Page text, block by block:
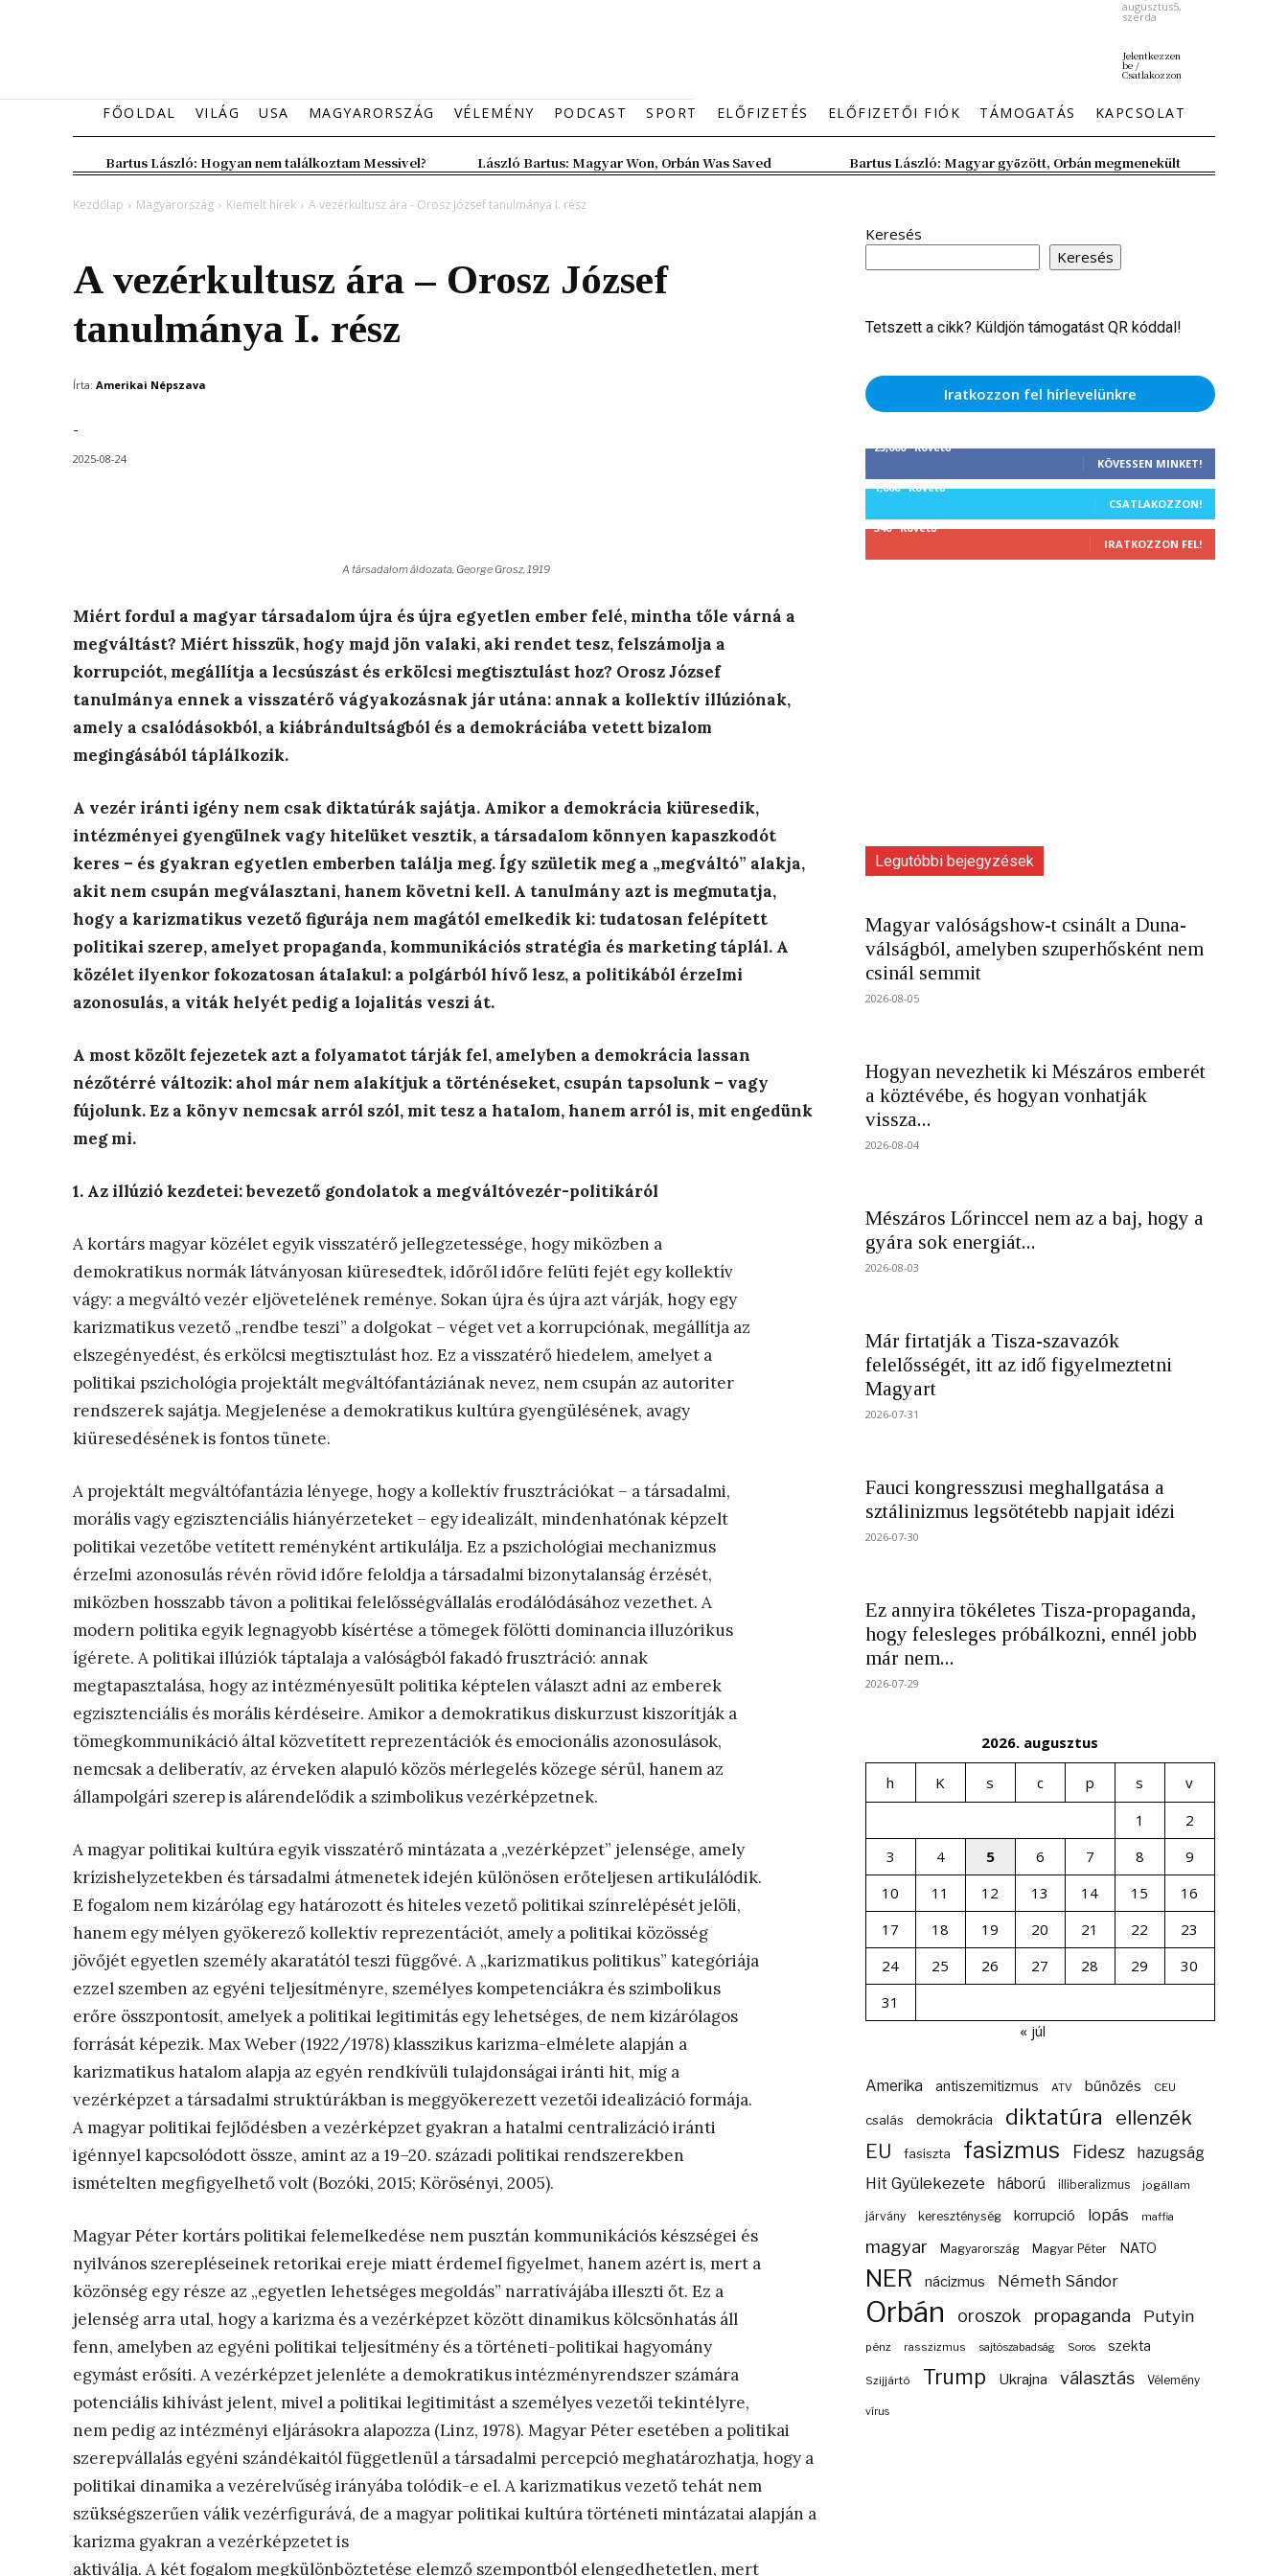
augusztus5,
szerda
Jelentkezzen
be /
Csatlakozzon
FŐOLDAL VILÁG USA MAGYARORSZÁG VÉLEMÉNY PODCAST SPORT ELŐFIZETÉS ELŐFIZETŐI FIÓK TÁMOGATÁS KAPCSOLAT
Bartus László: Hogyan nem találkoztam Messivel? László Bartus: Magyar Won, Orbán Was Saved Bartus László: Magyar győzött, Orbán megmenekült
Kezdőlap Magyarország Kiemelt hírek A vezérkultusz ára - Orosz József tanulmánya I. rész
A vezérkultusz ára – Orosz József
tanulmánya I. rész
Írta: Amerikai Népszava
-
2025-08-24
A társadalom áldozata, George Grosz, 1919
Miért fordul a magyar társadalom újra és újra egyetlen ember felé, mintha tőle várná a
megváltást? Miért hisszük, hogy majd jön valaki, aki rendet tesz, felszámolja a
korrupciót, megállítja a lecsúszást és erkölcsi megtisztulást hoz? Orosz József
tanulmánya ennek a visszatérő vágyakozásnak jár utána: annak a kollektív illúziónak,
amely a csalódásokból, a kiábrándultságból és a demokráciába vetett bizalom
megingásából táplálkozik.
A vezér iránti igény nem csak diktatúrák sajátja. Amikor a demokrácia kiüresedik,
intézményei gyengülnek vagy hitelüket vesztik, a társadalom könnyen kapaszkodót
keres – és gyakran egyetlen emberben találja meg. Így születik meg a „megváltó” alakja,
akit nem csupán megválasztani, hanem követni kell. A tanulmány azt is megmutatja,
hogy a karizmatikus vezető figurája nem magától emelkedik ki: tudatosan felépített
politikai szerep, amelyet propaganda, kommunikációs stratégia és marketing táplál. A
közélet ilyenkor fokozatosan átalakul: a polgárból hívő lesz, a politikából érzelmi
azonosulás, a viták helyét pedig a lojalitás veszi át.
A most közölt fejezetek azt a folyamatot tárják fel, amelyben a demokrácia lassan
nézőtérré változik: ahol már nem alakítjuk a történéseket, csupán tapsolunk – vagy
fújolunk. Ez a könyv nemcsak arról szól, mit tesz a hatalom, hanem arról is, mit engedünk
meg mi.
1. Az illúzió kezdetei: bevezető gondolatok a megváltóvezér-politikáról
A kortárs magyar közélet egyik visszatérő jellegzetessége, hogy miközben a
demokratikus normák látványosan kiüresedtek, időről időre felüti fejét egy kollektív
vágy: a megváltó vezér eljövetelének reménye. Sokan újra és újra azt várják, hogy egy
karizmatikus vezető „rendbe teszi” a dolgokat – véget vet a korrupciónak, megállítja az
elszegényedést, és erkölcsi megtisztulást hoz. Ez a visszatérő hiedelem, amelyet a
politikai pszichológia projektált megváltófantáziának nevez, nem csupán az autoriter
rendszerek sajátja. Megjelenése a demokratikus kultúra gyengülésének, avagy
kiüresedésének is fontos tünete.
A projektált megváltófantázia lényege, hogy a kollektív frusztrációkat – a társadalmi,
morális vagy egzisztenciális hiányérzeteket – egy idealizált, mindenhatónak képzelt
politikai vezetőbe vetített reményként artikulálja. Ez a pszichológiai mechanizmus
érzelmi azonosulás révén rövid időre feloldja a társadalmi bizonytalanság érzését,
miközben hosszabb távon a politikai felelősségvállalás erodálódásához vezethet. A
modern politika egyik legnagyobb kísértése a tömegek fölötti dominancia illuzórikus
ígérete. A politikai illúziók táptalaja a valóságból fakadó frusztráció: annak
megtapasztalása, hogy az intézményesült politika képtelen választ adni az emberek
egzisztenciális és morális kérdéseire. Amikor a demokratikus diskurzust kiszorítják a
tömegkommunikáció által közvetített reprezentációk és emocionális azonosulások,
nemcsak a deliberatív, az érveken alapuló közös mérlegelés közege sérül, hanem az
állampolgári szerep is alárendelődik a szimbolikus vezérképzetnek.
A magyar politikai kultúra egyik visszatérő mintázata a „vezérképzet” jelensége, amely
krízishelyzetekben és társadalmi átmenetek idején különösen erőteljesen artikulálódik.
E fogalom nem kizárólag egy határozott és hiteles vezető politikai színrelépését jelöli,
hanem egy mélyen gyökerező kollektív reprezentációt, amely a politikai közösség
jövőjét egyetlen személy akaratától teszi függővé. A „karizmatikus politikus” kategóriája
ezzel szemben az egyéni teljesítményre, személyes kompetenciákra és szimbolikus
erőre összpontosít, amelyek a politikai legitimitás egy lehetséges, de nem kizárólagos
forrását képezik. Max Weber (1922/1978) klasszikus karizma-elmélete alapján a
karizmatikus hatalom alapja az egyén rendkívüli tulajdonságai iránti hit, míg a
vezérképzet a társadalmi struktúrákban is meggyökerezett vezetői idealizáció formája.
A magyar politikai fejlődésben a vezérképzet gyakran a hatalmi centralizáció iránti
igénnyel kapcsolódott össze, amint az a 19–20. századi politikai rendszerekben
ismételten megfigyelhető volt (Bozóki, 2015; Körösényi, 2005).
Magyar Péter kortárs politikai felemelkedése nem pusztán kommunikációs készségei és
nyilvános szerepléseinek retorikai ereje miatt érdemel figyelmet, hanem azért is, mert a
közönség egy része az „egyetlen lehetséges megoldás” narratívájába illeszti őt. Ez a
jelenség arra utal, hogy a karizma és a vezérképzet között dinamikus kölcsönhatás áll
fenn, amelyben az egyéni politikai teljesítmény és a történeti-politikai hagyomány
egymást erősíti. A vezérképzet jelenléte a demokratikus intézményrendszer számára
potenciális kihívást jelent, mivel a politikai legitimitást a személyes vezetői tekintélyre,
nem pedig az intézményi eljárásokra alapozza (Linz, 1978). Magyar Péter esetében a politikai
szerepvállalás egyéni szándékaitól függetlenül a társadalmi percepció meghatározhatja, hogy a
politikai dinamika a vezérelvűség irányába tolódik-e el. A karizmatikus vezető tehát nem
szükségszerűen válik vezérfigurává, de a magyar politikai kultúra történeti mintázatai alapján a
karizma gyakran a vezérképzetet is
aktiválja. A két fogalom megkülönböztetése elemző szempontból elengedhetetlen, mert
Keresés
Keresés
Tetszett a cikk? Küldjön támogatást QR kóddal!
Iratkozzon fel hírlevelünkre
25,000 Követő
KÖVESSEN MINKET!
1,000 Követő
CSATLAKOZZON!
340 Követő
IRATKOZZON FEL!
Legutóbbi bejegyzések
Magyar valóságshow-t csinált a Duna-
válságból, amelyben szuperhősként nem
csinál semmit
2026-08-05
Hogyan nevezhetik ki Mészáros emberét
a köztévébe, és hogyan vonhatják
vissza...
2026-08-04
Mészáros Lőrinccel nem az a baj, hogy a
gyára sok energiát...
2026-08-03
Már firtatják a Tisza-szavazók
felelősségét, itt az idő figyelmeztetni
Magyart
2026-07-31
Fauci kongresszusi meghallgatása a
sztálinizmus legsötétebb napjait idézi
2026-07-30
Ez annyira tökéletes Tisza-propaganda,
hogy felesleges próbálkozni, ennél jobb
már nem...
2026-07-29
2026. augusztus
h K s c p s
v
1
2
3
4 5 6 7 8
9
10
11 12 13 14 15
16
17
18 19 20 21 22
23
24
25 26 27 28 29
30
31
« júl
Amerika antiszemitizmus ATV bűnözés CEU
csalás demokrácia diktatúra ellenzék
EU fasiszta fasizmus Fidesz hazugság
Hit Gyülekezete háború illiberalizmus jogállam
járvány kereszténység korrupció lopás maffia
magyar Magyarország Magyar Péter NATO
NER nácizmus Németh Sándor
Orbán oroszok propaganda Putyin
pénz rasszizmus sajtószabadság Soros szekta
Szijjártó Trump Ukrajna választás Vélemény
vírus